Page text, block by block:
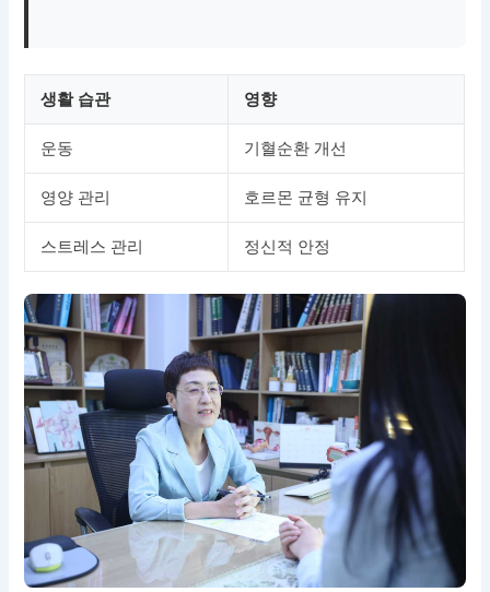
생활 습관 영향
운동 기혈순환 개선
영양 관리 호르몬 균형 유지
스트레스 관리 정신적 안정